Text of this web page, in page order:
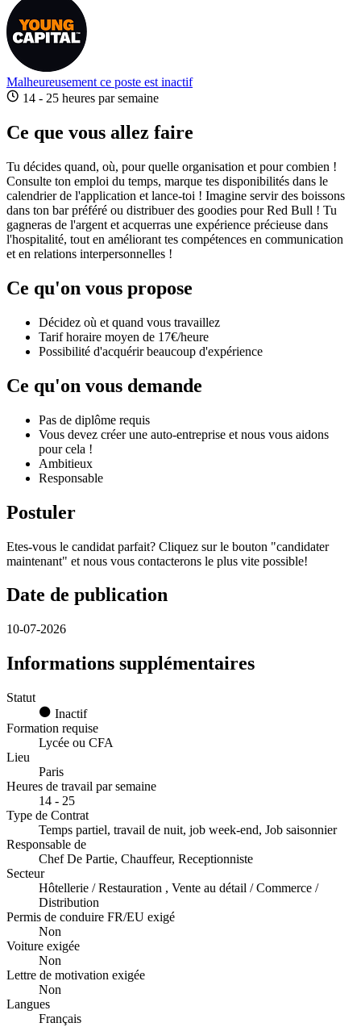
Malheureusement ce poste est inactif
14 - 25 heures par semaine
Ce que vous allez faire
Tu décides quand, où, pour quelle organisation et pour combien !
Consulte ton emploi du temps, marque tes disponibilités dans le
calendrier de l'application et lance-toi ! Imagine servir des boissons
dans ton bar préféré ou distribuer des goodies pour Red Bull ! Tu
gagneras de l'argent et acquerras une expérience précieuse dans
l'hospitalité, tout en améliorant tes compétences en communication
et en relations interpersonnelles !
Ce qu'on vous propose
Décidez où et quand vous travaillez
Tarif horaire moyen de 17€/heure
Possibilité d'acquérir beaucoup d'expérience
Ce qu'on vous demande
Pas de diplôme requis
Vous devez créer une auto-entreprise et nous vous aidons
pour cela !
Ambitieux
Responsable
Postuler
Etes-vous le candidat parfait? Cliquez sur le bouton "candidater
maintenant" et nous vous contacterons le plus vite possible!
Date de publication
10-07-2026
Informations supplémentaires
Statut
Inactif
Formation requise
Lycée ou CFA
Lieu
Paris
Heures de travail par semaine
14 - 25
Type de Contrat
Temps partiel, travail de nuit, job week-end, Job saisonnier
Responsable de
Chef De Partie, Chauffeur, Receptionniste
Secteur
Hôtellerie / Restauration , Vente au détail / Commerce /
Distribution
Permis de conduire FR/EU exigé
Non
Voiture exigée
Non
Lettre de motivation exigée
Non
Langues
Français